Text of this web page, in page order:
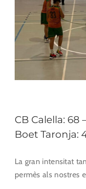
CB Calella: 68
Boet Taronja:
La gran intensitat
permès als nostres